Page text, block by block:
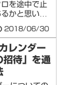
を途中で止
かと思いま
2018/06/30
レンダー
招待」を通